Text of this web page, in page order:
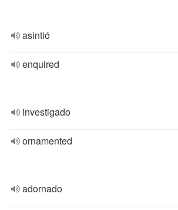
asintió
enquired
investigado
ornamented
adornado